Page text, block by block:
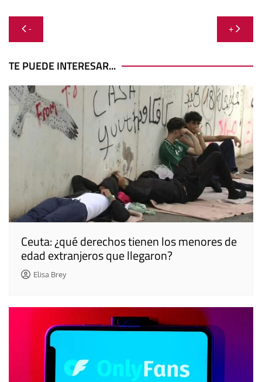
Navegación
de
entradas
- +
TE PUEDE INTERESAR...
Ceuta: ¿qué derechos tienen los menores de
edad extranjeros que llegaron?
Elisa Brey